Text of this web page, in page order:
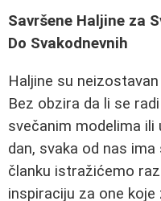
Savršene Haljine za
Do Svakodnevnih
Haljine su
Bez obzira da li se
svečanim modelima ili
dan, svaka od nas
članku istražićemo
inspiraciju za one